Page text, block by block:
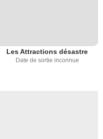
Les Attractions désastre
Date de sortie inconnue